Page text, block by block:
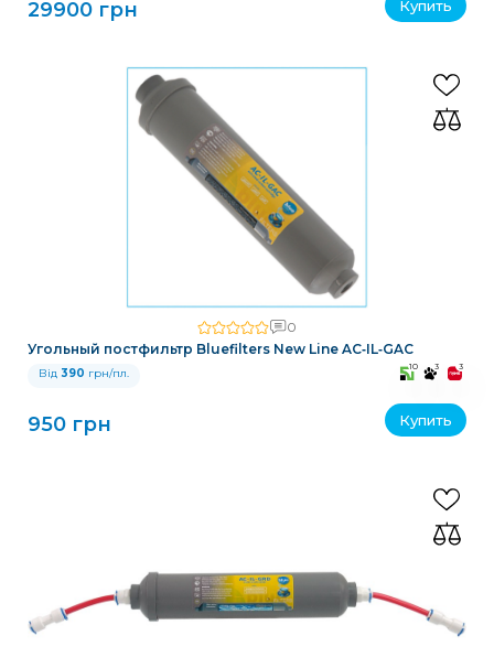
29900 грн Купить
0
Угольный постфильтр Bluefilters New Line AC‑IL‑GAC
Від 390 грн/пл. 10 3 3
950 грн Купить